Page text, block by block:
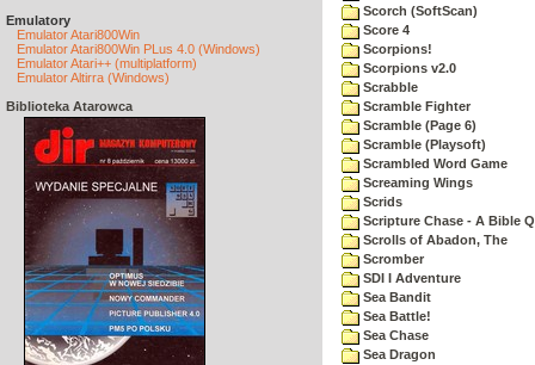
Emulatory
Emulator Atari800Win
Emulator Atari800Win PLus 4.0 (Windows)
Emulator Atari++ (multiplatform)
Emulator Altirra (Windows)
Biblioteka Atarowca
Scorch (SoftScan)
Score 4
Scorpions!
Scorpions v2.0
Scrabble
Scramble Fighter
Scramble (Page 6)
Scramble (Playsoft)
Scrambled Word Game
Screaming Wings
Scrids
Scripture Chase - A Bible
Scrolls of Abadon, The
Scromber
SDI I Adventure
Sea Bandit
Sea Battle!
Sea Chase
Sea Dragon